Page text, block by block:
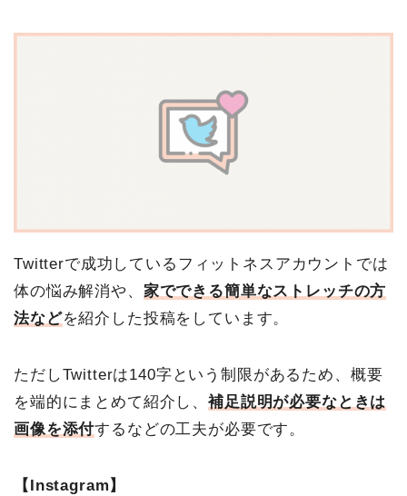
Twitterで成功しているフィットネスアカウントでは
体の悩み解消や、 家でできる簡単なストレッチの方
法などを紹介した投稿をしています。
ただしTwitterは140字という制限があるため、概要
を端的にまとめて紹介し、補足説明が必要なときは
画像を添付するなどの工夫が必要です。
【Instagram】